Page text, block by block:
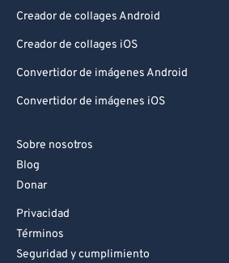
Creador de collages Android
Creador de collages iOS
Convertidor de imágenes Android
Convertidor de imágenes iOS
Sobre nosotros
Blog
Donar
Privacidad
Términos
Seguridad y cumplimiento